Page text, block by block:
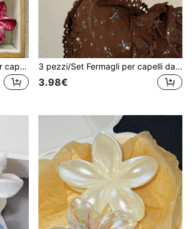
1 pezzo/12 pezzi Fermagli per capelli grandi da 3,15 pollici con margherita tinta dopamina, accessori per capelli floreali dolci adatti per coda di cavallo/chignon 3 pezzi/Set Fermagli per capelli da donna con design laser a sirena, principessa e fiore, 8cm/3.15in, grandi, marrone e beige, in plastica leggera, alla moda e versatili, stile elegante, design minimalista, colore solido, adatti per uso quotidiano, feste casual, pendolarismo, acconciature uniche, lavaggio del viso, bagno, trucco, abbinabili con abbigliamento e accessori per capelli, decorazioni, accessori per capelli
3.98€